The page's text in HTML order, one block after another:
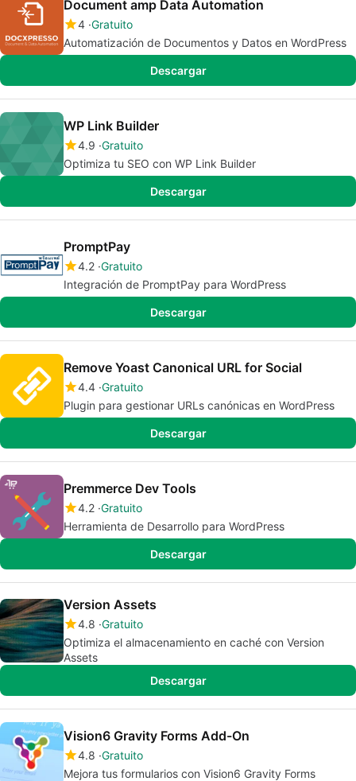
Document amp Data Automation
4 Gratuito
Automatización de Documentos y Datos en WordPress
Descargar
WP Link Builder
4.9 Gratuito
Optimiza tu SEO con WP Link Builder
Descargar
PromptPay
4.2 Gratuito
Integración de PromptPay para WordPress
Descargar
Remove Yoast Canonical URL for Social
4.4 Gratuito
Plugin para gestionar URLs canónicas en WordPress
Descargar
Premmerce Dev Tools
4.2 Gratuito
Herramienta de Desarrollo para WordPress
Descargar
Version Assets
4.8 Gratuito
Optimiza el almacenamiento en caché con Version
Assets
Descargar
Vision6 Gravity Forms Add-On
4.8 Gratuito
Mejora tus formularios con Vision6 Gravity Forms